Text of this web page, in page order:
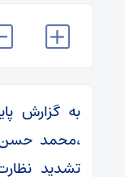
به گزارش
،محمد حسن
تشدید